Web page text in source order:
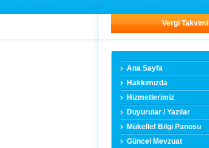
Vergi Takvimi
Ana Sayfa
Hakkımızda
Hizmetlerimiz
Duyurular / Yazılar
Mükellef Bilgi Panosu
Güncel Mevzuat